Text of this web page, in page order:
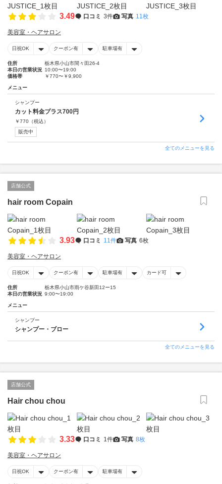
3.49 口コミ 3件 写真 11枚
美容室・ヘアサロン
日祝OK クーポン有 駐車場有
住所
栃木県小山市間々田26-4
本日の営業状況 10:00〜19:00
価格帯
￥770〜￥9,900
メニュー
シャンプー
カット料金プラス700円
￥770 （税込）
販売中
全てのメニューを見る
店舗公式
hair room Copain
3.93 口コミ 11件 写真 6枚
美容室・ヘアサロン
日祝OK クーポン有 駐車場有 カード可
住所
栃木県小山市雨ケ谷新田12ー15
本日の営業状況 9:00〜19:00
メニュー
シャンプー
シャンプー・ブロー
全てのメニューを見る
店舗公式
Hair chou chou
3.33 口コミ 1件 写真 8枚
美容室・ヘアサロン
日祝OK クーポン有 駐車場有